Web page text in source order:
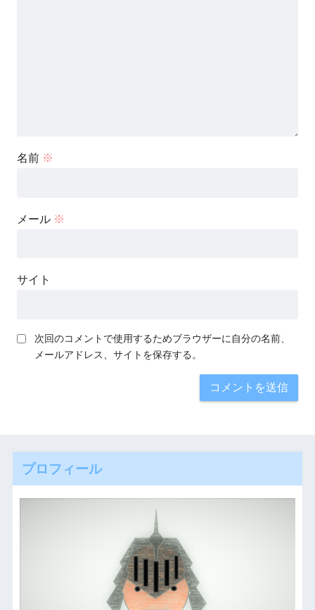
名前 ※
メール ※
サイト
次回のコメントで使用するためブラウザーに自分の名前、
メールアドレス、サイトを保存する。
プロフィール